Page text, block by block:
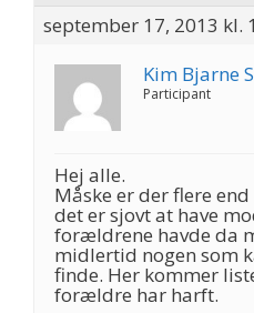
september 17, 2013 kl.
Kim Bjarne
Participant
Hej alle.
Måske er der flere
det er sjovt at have
forældrene havde da
midlertid nogen som
finde. Her kommer
forældre har harft.